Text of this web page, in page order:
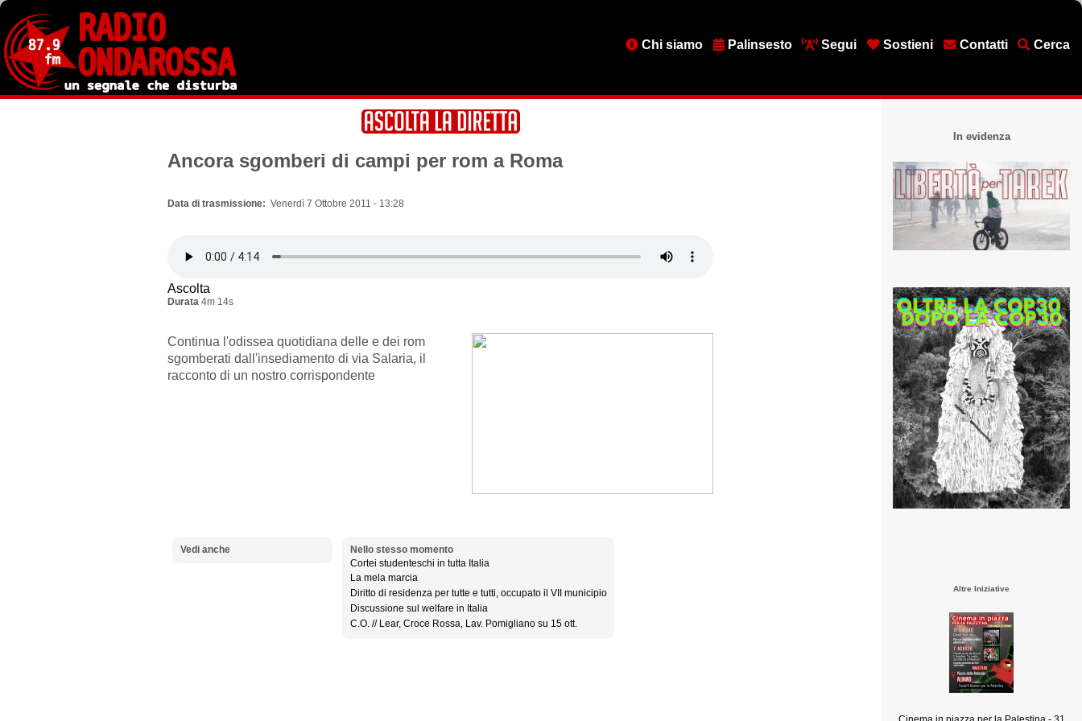
Salta
contenuto
principale
MenuChi siamo Palinsesto Segui Sostieni Contatti Cerca
Ancora sgomberi di campi per rom a Roma
Data di trasmissione Venerdì 7 Ottobre 2011 - 13:28
Ascolta
Durata 4m 14s
Continua l'odissea quotidiana delle e dei rom
sgomberati dall'insediamento di via Salaria, il
racconto di un nostro corrispondente
Vedi anche
Nello stesso momento
Cortei studenteschi in tutta Italia
La mela marcia
Diritto di residenza per tutte e tutti, occupato il VII municipio
Discussione sul welfare in Italia
C.O. // Lear, Croce Rossa, Lav. Pomigliano su 15 ott.
In evidenza
Altre Iniziative